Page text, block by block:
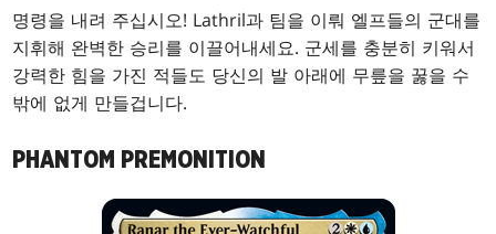
명령을 내려 주십시오! Lathril과 팀을 이뤄 엘프들의 군대를
지휘해 완벽한 승리를 이끌어내세요. 군세를 충분히 키워서
강력한 힘을 가진 적들도 당신의 발 아래에 무릎을 꿇을 수
밖에 없게 만들겁니다.
PHANTOM PREMONITION